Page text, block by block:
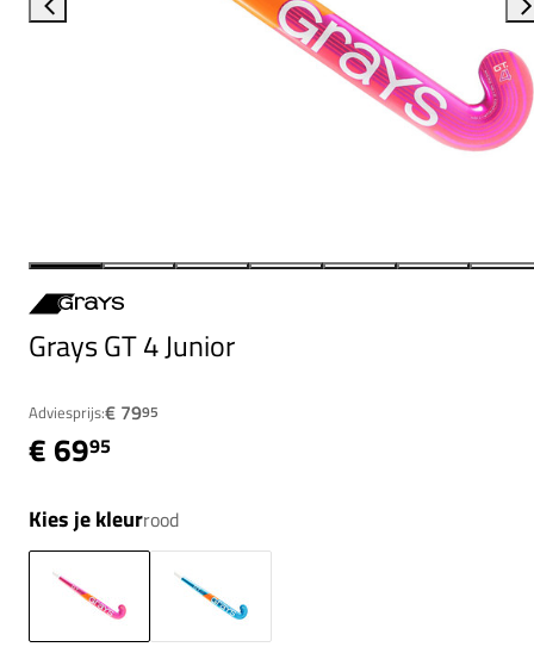
Grays GT 4 Junior
Adviesprijs:€ 7995
€ 6995
Kies je kleurrood